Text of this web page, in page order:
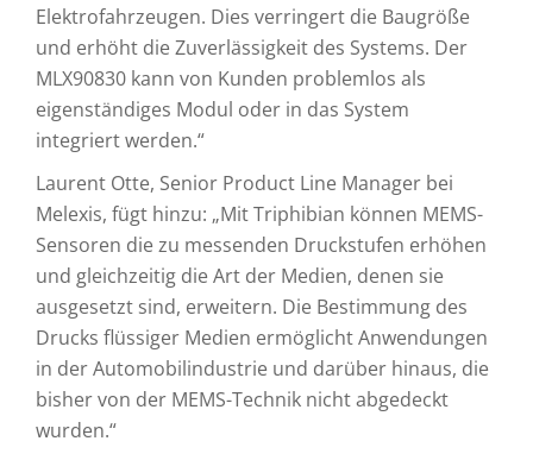
Elektrofahrzeugen. Dies verringert die Baugröße
und erhöht die Zuverlässigkeit des Systems. Der
MLX90830 kann von Kunden problemlos als
eigenständiges Modul oder in das System
integriert werden.“
Laurent Otte, Senior Product Line Manager bei
Melexis, fügt hinzu: „Mit Triphibian können MEMS-
Sensoren die zu messenden Druckstufen erhöhen
und gleichzeitig die Art der Medien, denen sie
ausgesetzt sind, erweitern. Die Bestimmung des
Drucks flüssiger Medien ermöglicht Anwendungen
in der Automobilindustrie und darüber hinaus, die
bisher von der MEMS-Technik nicht abgedeckt
wurden.“